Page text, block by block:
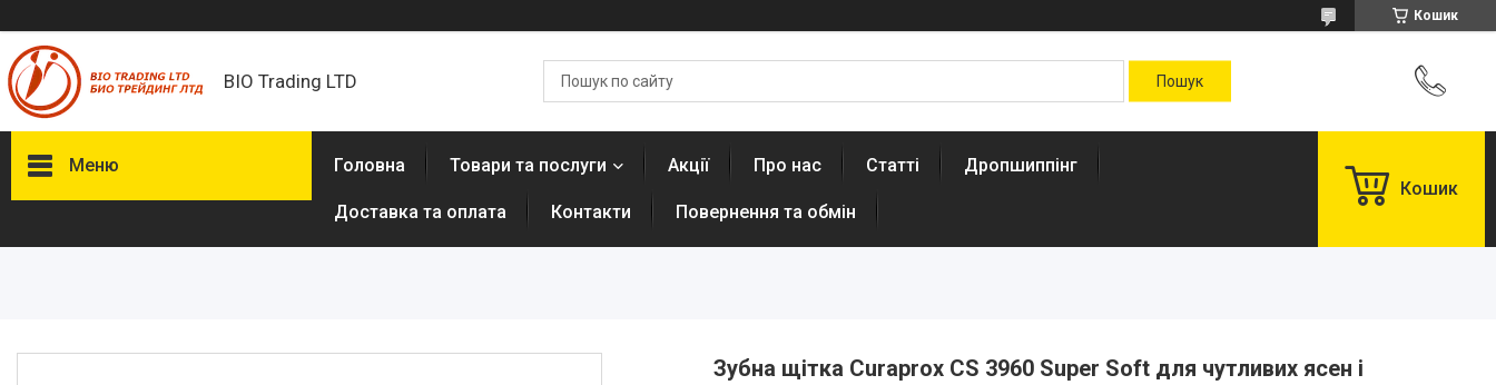
Кошик
BIO Trading LTD
Меню Головна Товари та послуги Акції Про нас Статті Дропшиппінг
Доставка та оплата Контакти Повернення та обмін
Кошик
Зубна щітка Curaprox CS 3960 Super Soft для чутливих ясен і